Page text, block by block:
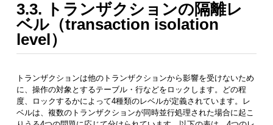
3.3. トランザクションの隔離レ
ベル（transaction isolation
level）
トランザクションは他のトランザクションから影響を受けないため
に、操作の対象とするテーブル・行などをロックします。どの程
度、ロックするかによって4種類のレベルが定義されています。レ
ベルは、複数のトランザクションが同時並行処理された場合に起こ